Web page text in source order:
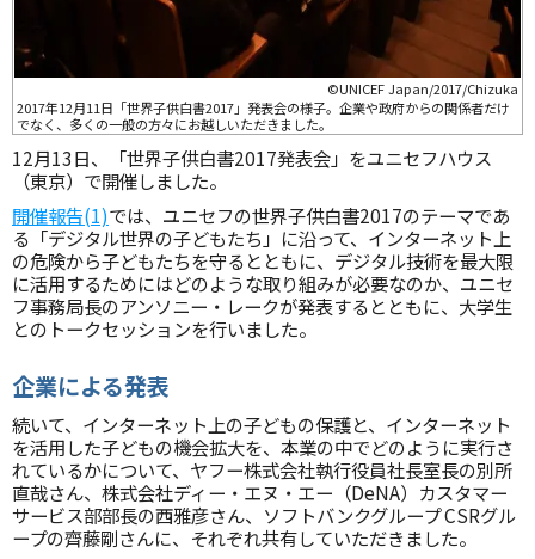
©UNICEF Japan/2017/Chizuka
2017年12月11日「世界子供白書2017」発表会の様子。企業や政府からの関係者だけ
でなく、多くの一般の方々にお越しいただきました。
12月13日、「世界子供白書2017発表会」をユニセフハウス
（東京）で開催しました。
開催報告(1)では、ユニセフの世界子供白書2017のテーマであ
る「デジタル世界の子どもたち」に沿って、インターネット上
の危険から子どもたちを守るとともに、デジタル技術を最大限
に活用するためにはどのような取り組みが必要なのか、ユニセ
フ事務局長のアンソニー・レークが発表するとともに、大学生
とのトークセッションを行いました。
企業による発表
続いて、インターネット上の子どもの保護と、インターネット
を活用した子どもの機会拡大を、本業の中でどのように実行さ
れているかについて、ヤフー株式会社執行役員社長室長の別所
直哉さん、株式会社ディー・エヌ・エー（DeNA）カスタマー
サービス部部長の西雅彦さん、ソフトバンクグループ CSRグル
ープの齊藤剛さんに、それぞれ共有していただきました。